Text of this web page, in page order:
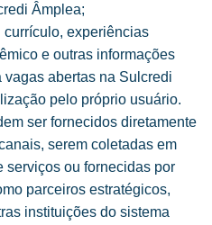
Âmplea;
experiências
e outras informações
abertas na Sulcredi
pelo próprio usuário.
ser fornecidos diretamente
serem coletadas em
serviços ou fornecidas por
parceiros estratégicos,
instituições do sistema